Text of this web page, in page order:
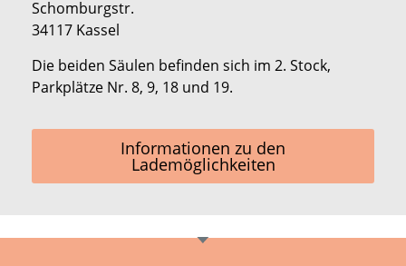
Schomburgstr.
34117 Kassel
Die beiden Säulen befinden sich im 2. Stock,
Parkplätze Nr. 8, 9, 18 und 19.
Informationen zu den
Lademöglichkeiten